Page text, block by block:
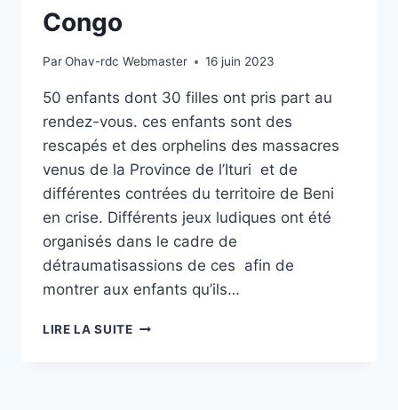
Congo
ParOhav-rdc Webmaster 16 juin 2023
50 enfants dont 30 filles ont pris part au
rendez-vous. ces enfants sont des
rescapés et des orphelins des massacres
venus de la Province de l’Ituri et de
différentes contrées du territoire de Beni
en crise. Différents jeux ludiques ont été
organisés dans le cadre de
détraumatisassions de ces afin de
montrer aux enfants qu’ils…
LIRE LA SUITEORGANISATION